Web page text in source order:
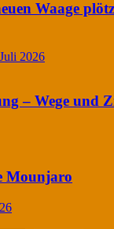
Waage
2026
– Wege und
Mounjaro